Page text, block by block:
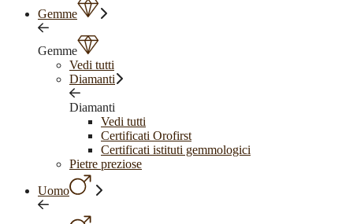
Gemme
Gemme
Vedi tutti
Diamanti
Diamanti
Vedi tutti
Certificati Orofirst
Certificati istituti gemmologici
Pietre preziose
Uomo